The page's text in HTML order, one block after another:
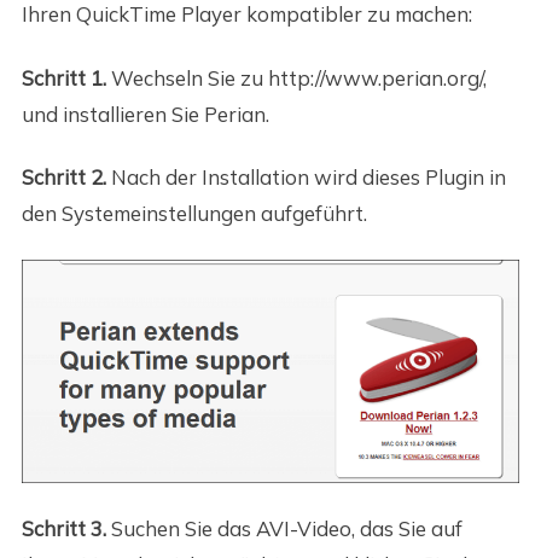
Ihren QuickTime Player kompatibler zu machen:
Schritt 1.Wechseln Sie zu http://www.perian.org/,
und installieren Sie Perian.
Schritt 2.Nach der Installation wird dieses Plugin in
den Systemeinstellungen aufgeführt.
Schritt 3.Suchen Sie das AVI-Video, das Sie auf